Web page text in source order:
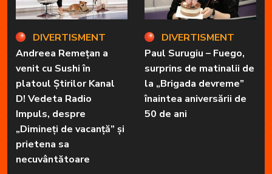
DIVERTISMENT
Andreea Remețan a
venit cu Sushi în
platoul Știrilor Kanal
D! Vedeta Radio
Impuls, despre
„Dimineți de vacanță” și
prietena sa
necuvântătoare
DIVERTISMENT
Paul Surugiu – Fuego,
surprins de matinalii de
la „Brigada devreme”
înaintea aniversării de
50 de ani